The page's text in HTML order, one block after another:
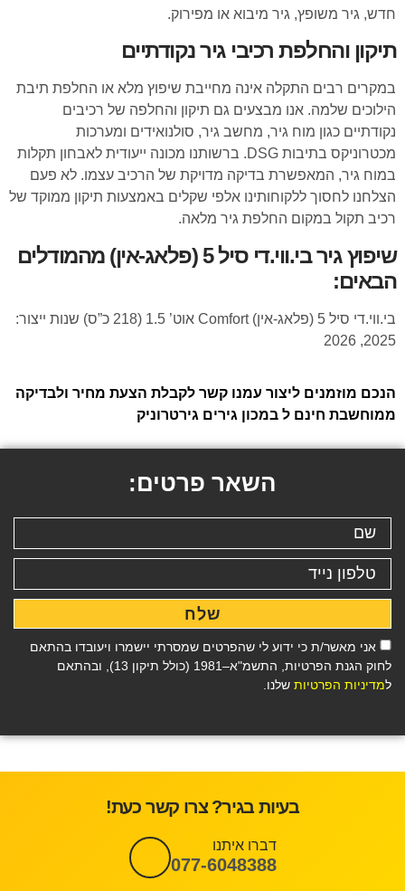
חדש, גיר משופץ, גיר מיבוא או מפירוק.
תיקון והחלפת רכיבי גיר נקודתיים
במקרים רבים התקלה אינה מחייבת שיפוץ מלא או החלפת תיבת
הילוכים שלמה. אנו מבצעים גם תיקון והחלפה של רכיבים
נקודתיים כגון מוח גיר, מחשב גיר, סולנואידים ומערכות
מכטרוניקס בתיבות DSG. ברשותנו מכונה ייעודית לאבחון תקלות
במוח גיר, המאפשרת בדיקה מדויקת של הרכיב עצמו. לא פעם
הצלחנו לחסוך ללקוחותינו אלפי שקלים באמצעות תיקון ממוקד של
רכיב תקול במקום החלפת גיר מלאה.
שיפוץ גיר בי.ווי.די סיל 5 (פלאג-אין) מהמודלים
הבאים:
בי.ווי.די סיל 5 (פלאג-אין) Comfort אוט’ 1.5 (218 כ”ס) שנות ייצור:
2025, 2026
הנכם מוזמנים ליצור עמנו קשר לקבלת הצעת מחיר ולבדיקה
ממוחשבת חינם ל במכון גירים גירטרוניק
השאר פרטים:
אני מאשר/ת כי ידוע לי שהפרטים שמסרתי יישמרו ויעובדו בהתאם
לחוק הגנת הפרטיות, התשמ"א–1981 (כולל תיקון 13), ובהתאם
למדיניות הפרטיות שלנו.
שלח
בעיות בגיר? צרו קשר כעת!
דברו איתנו
077-6048388